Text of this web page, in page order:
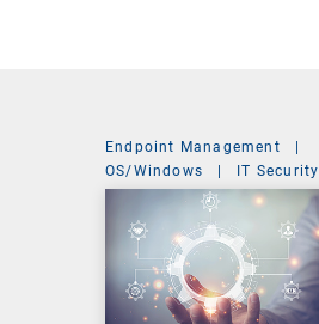
Endpoint Management
|
OS/Windows
| IT Security